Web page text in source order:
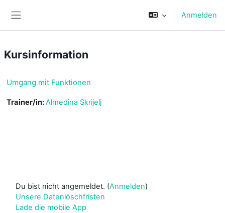
Anmelden
Kursinformation
Umgang mit Funktionen
Trainer/in:Almedina Skrijelj
Du bist nicht angemeldet. (Anmelden)
Unsere Datenlöschfristen
Lade die mobile App